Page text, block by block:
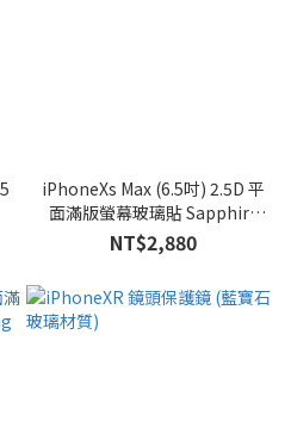
iPhoneXs Max (6.5吋) 2.5D 平
面滿版螢幕玻璃貼 Sapphire
Gaming Glass 人造藍寶石
NT$2,880